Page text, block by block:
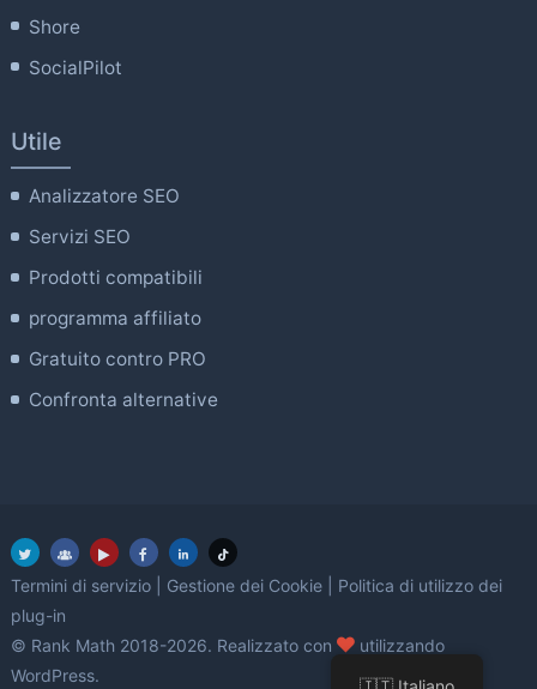
Shore
SocialPilot
Utile
Analizzatore SEO
Servizi SEO
Prodotti compatibili
programma affiliato
Gratuito contro PRO
Confronta alternative
Termini di servizio Gestione dei Cookie
Politica di utilizzo dei
plug-in
© Rank Math 2018-2026. Realizzato con
amore
utilizzando
WordPress.